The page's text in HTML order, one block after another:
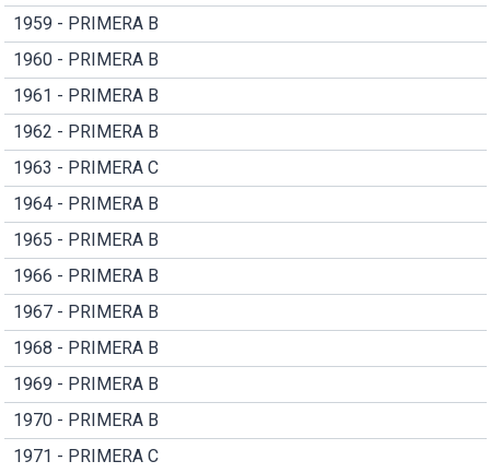
1959 - PRIMERA B
1960 - PRIMERA B
1961 - PRIMERA B
1962 - PRIMERA B
1963 - PRIMERA C
1964 - PRIMERA B
1965 - PRIMERA B
1966 - PRIMERA B
1967 - PRIMERA B
1968 - PRIMERA B
1969 - PRIMERA B
1970 - PRIMERA B
1971 - PRIMERA C